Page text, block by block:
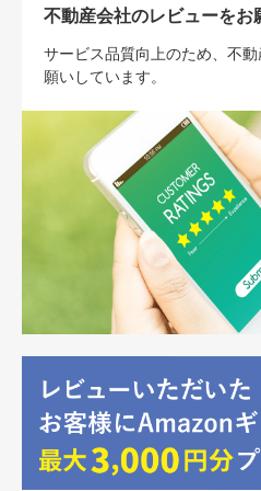
不動産会社のレビューをお
サービス品質向上のため、不
願いしています。